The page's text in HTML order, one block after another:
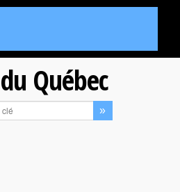
Québec